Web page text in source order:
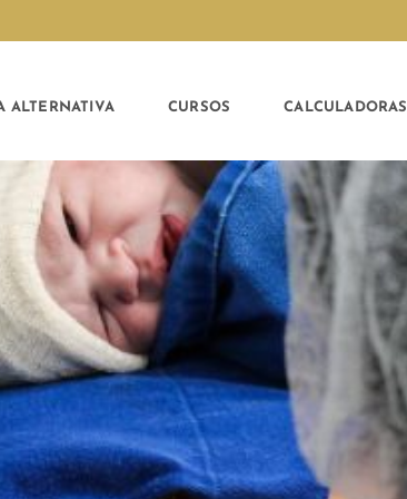
ALTERNATIVA CURSOS CALCULADORAS